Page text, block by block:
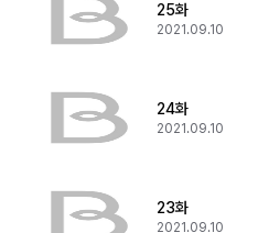
25화
2021.09.10
24화
2021.09.10
23화
2021.09.10